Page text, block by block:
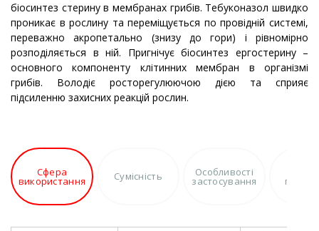
біосинтез стерину в мембранах грибів. Тебуконазол швидко
проникає в рослину та переміщується по провідній системі,
переважно акропетально (знизу до гори) і рівномірно
розподіляється в ній. Пригнічує біосинтез ергостерину –
основного компоненту клітинних мембран в організмі
грибів. Володіє росторегулюючою дією та сприяє
підсиленню захисних реакцій рослин.
Сфера
використання Сумісність Особливості
застосування